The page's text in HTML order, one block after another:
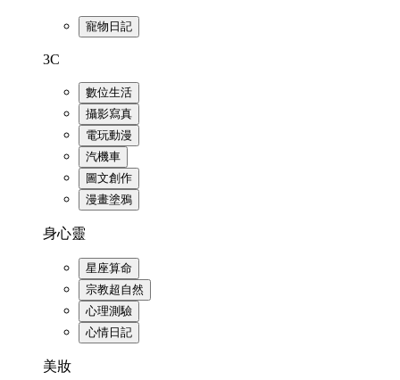
寵物日記
3C
數位生活
攝影寫真
電玩動漫
汽機車
圖文創作
漫畫塗鴉
身心靈
星座算命
宗教超自然
心理測驗
心情日記
美妝